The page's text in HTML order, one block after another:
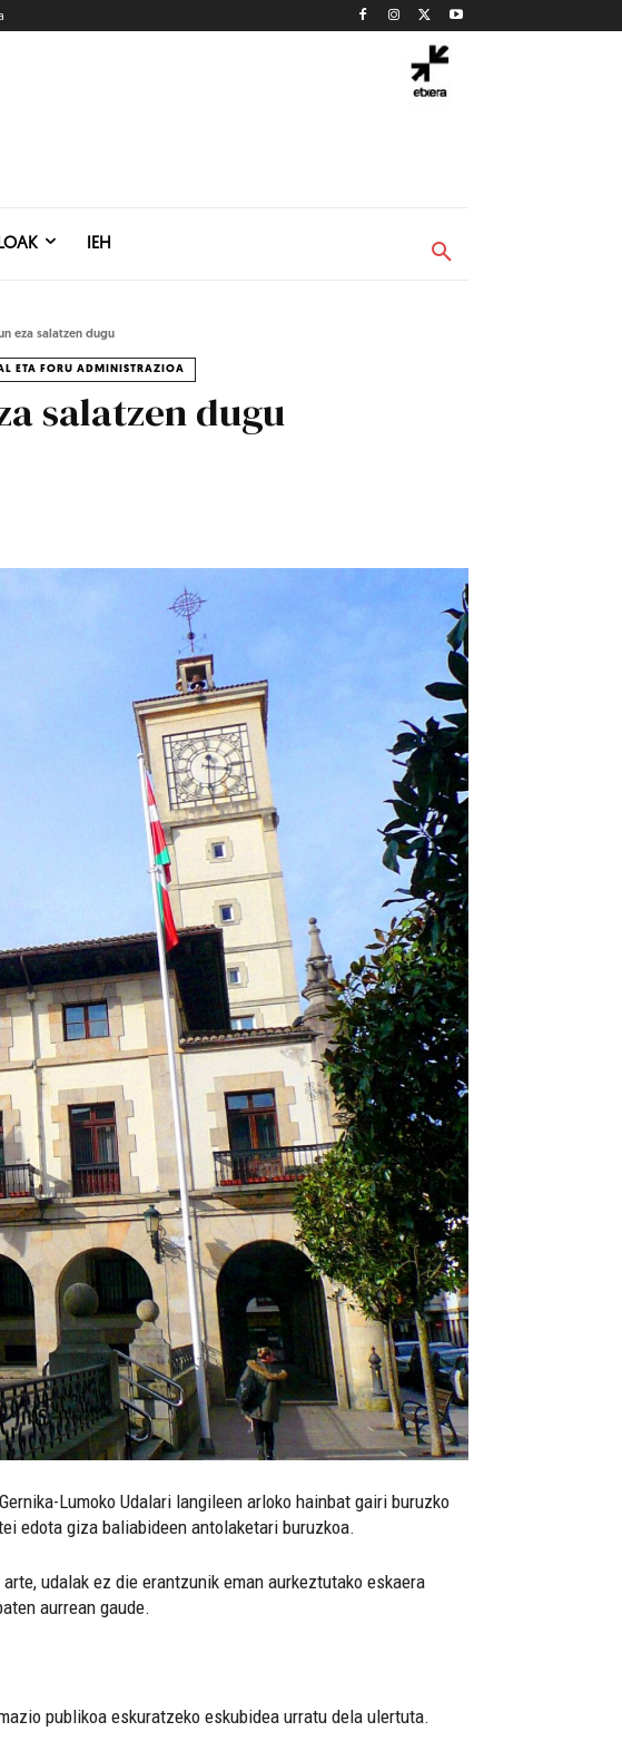
IEH
eza salatzen dugu
ETA FORU ADMINISTRAZIOA
salatzen dugu
Lumoko Udalari langileen arloko hainbat gairi buruzko
edota giza baliabideen antolaketari buruzkoa.
udalak ez die erantzunik eman aurkeztutako eskaera
aurrean gaude.
publikoa eskuratzeko eskubidea urratu dela ulertuta.